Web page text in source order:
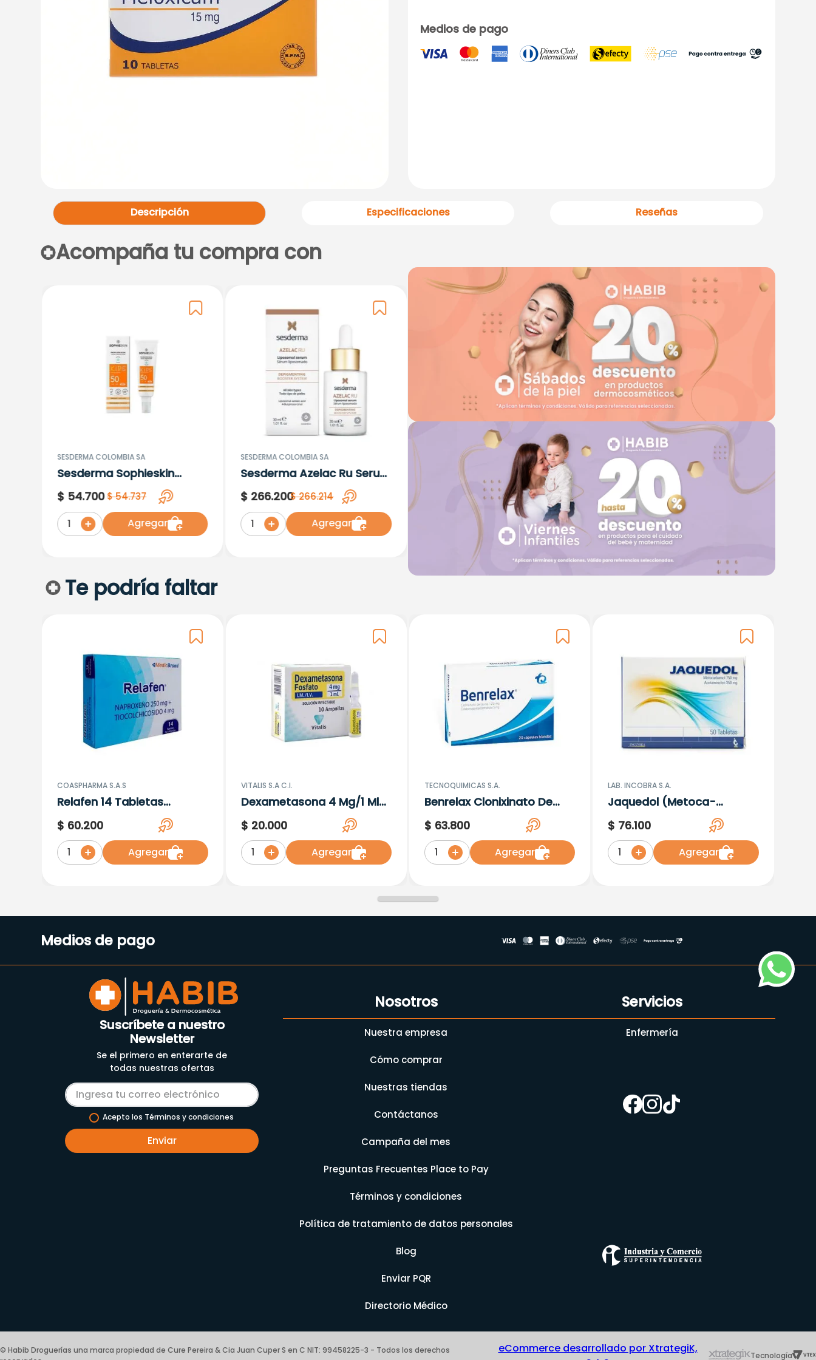
Medios de pago
Descripción Especificaciones Reseñas
Acompaña tu compra con
SESDERMA COLOMBIA SA
Sesderma Sophieskin
Proteccion Facial Kids
Hypoallergenic Spf 500
Moisturising
$ 54.700$54.737
1 Agregar
SESDERMA COLOMBIA SA
Sesderma Azelac Ru Serum
Liposomal x 30ml
$ 266.200$266.214
1 Agregar
Te podría faltar
COASPHARMA S.A.S
Relafen 14 Tabletas
Recubiertas
$ 60.200
1 Agregar
VITALIS S.A C.I.
Dexametasona 4 Mg/1 Ml
10 Ampollas Vt
$ 20.000
1 Agregar
TECNOQUIMICAS S.A.
Benrelax Clonixinato De
Lisina
125Mg/Ciclobenzaprina
Clorhidrato 5Mg X 20 Cap
Blandas.Tq
$ 63.800
1 Agregar
LAB. INCOBRA S.A.
Jaquedol (Metoca-
Acedtami) 750/350 Mg 50
Tabletas
$ 76.100
1 Agregar
Medios de pago
Suscríbete a nuestro
Newsletter
Se el primero en enterarte de
todas nuestras ofertas
Acepto los Términos y condiciones
Enviar
Nosotros
Nuestra empresa
Cómo comprar
Nuestras tiendas
Contáctanos
Campaña del mes
Preguntas Frecuentes Place to Pay
Términos y condiciones
Política de tratamiento de datos personales
Blog
Enviar PQR
Directorio Médico
Servicios
Enfermería
© Habib Droguerías una marca propiedad de Cure Pereira & Cia Juan Cuper S en C NIT: 99458225-3 - Todos los derechos
eCommerce desarrollado por XtrategiK,
Tecnología